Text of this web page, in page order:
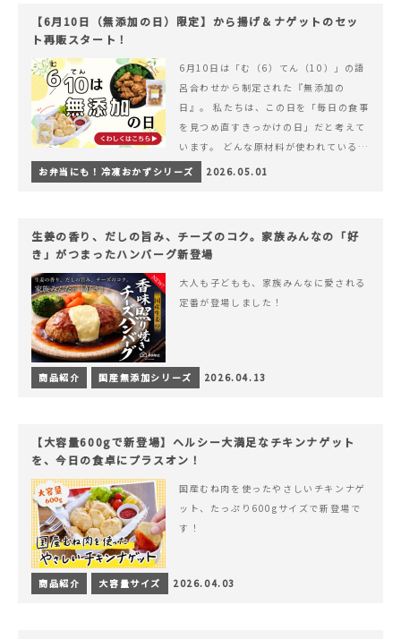
【6月10日（無添加の日）限定】から揚げ＆ナゲットのセッ
ト再販スタート！
6月10日は「む（6）てん（10）」の語
呂合わせから制定された『無添加の
日』。 私たちは、この日を「毎日の食事
を見つめ直すきっかけの日」だと考えて
います。 どんな原材料が使われているの
か。 どのようにつくられているのか。&
hellip; 続きを読む 【6月10日（無添加
お弁当にも！冷凍おかずシリーズ 2026.05.01
生姜の香り、だしの旨み、チーズのコク。家族みんなの「好
き」がつまったハンバーグ新登場
大人も子どもも、家族みんなに愛される
定番が登場しました！
商品紹介 国産無添加シリーズ 2026.04.13
【大容量600gで新登場】ヘルシー大満足なチキンナゲット
を、今日の食卓にプラスオン！
国産むね肉を使ったやさしいチキンナゲ
ット、たっぷり600gサイズで新登場で
す！
商品紹介 大容量サイズ 2026.04.03